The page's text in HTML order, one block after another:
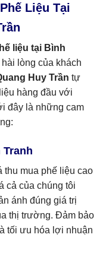
Liệu Tại
liệu tại Bình
lòng của khách
Huy Trần tự
hàng đầu với
đây là những cam
Tranh
thu mua phế liệu cao
cả của chúng tôi
ánh đúng giá trị
thị trường. Đảm bảo
tối ưu hóa lợi nhuận